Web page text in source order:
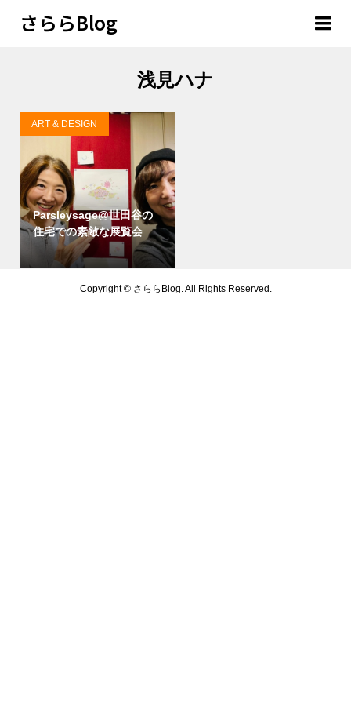
さららBlog
浅見ハナ
Parsleysage@世田谷の
住宅での素敵な展覧会
ART & DESIGN
Copyright ©さららBlog. All Rights Reserved.